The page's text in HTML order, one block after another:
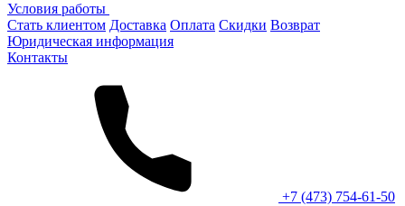
Условия работы
Стать клиентом Доставка Оплата Скидки Возврат
Юридическая информация
Контакты
+7 (473) 754-61-50